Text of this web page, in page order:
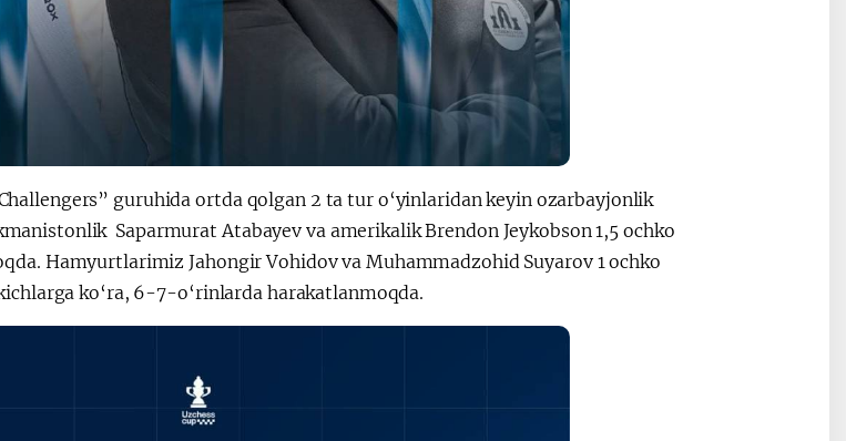
guruhida ortda qolgan 2 ta tur o‘yinlaridan keyin ozarbayjonlik
Saparmurat Atabayev va amerikalik Brendon Jeykobson 1,5 ochko
Hamyurtlarimiz Jahongir Vohidov va Muhammadzohid Suyarov 1 ochko
ko‘ra, 6-7-o‘rinlarda harakatlanmoqda.